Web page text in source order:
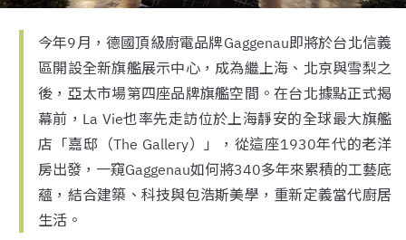
今年9月，德國頂級廚電品牌Gaggenau即將於台北信義
區開設全新旗艦展示中心，成為繼上海、北京與雪梨之
後，亞太市場第四座品牌旗艦空間。在台北據點正式揭
幕前，La Vie也率先走訪位於上海靜安的全球最大旗艦
店「嘉邸（The Gallery）」，從這座1930年代的老洋
房出發，一窺Gaggenau如何將340多年來累積的工藝底
蘊，結合建築、科技與包浩斯美學，重新定義當代廚居
生活。